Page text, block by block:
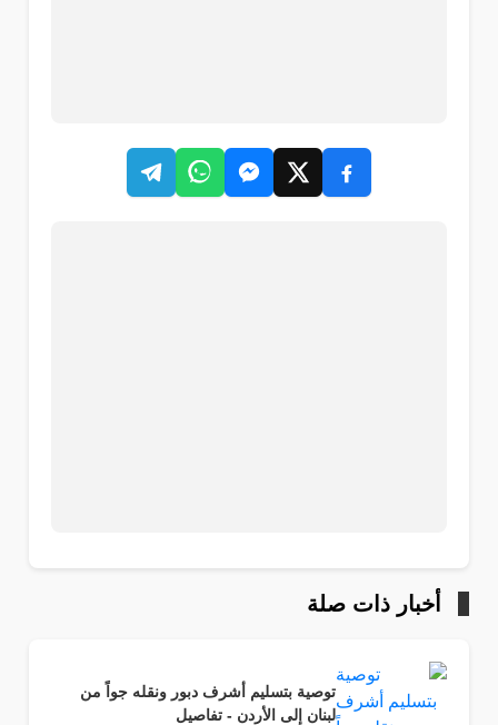
أخبار ذات صلة
توصية بتسليم أشرف دبور ونقله جواً من
لبنان إلى الأردن - تفاصيل